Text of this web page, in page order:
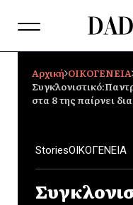
Αρχική ΟΙΚΟΓΕΝΕΙΑ
στα 8 της παίρνει
StoriesΟΙΚΟΓΕΝΕΙΑ